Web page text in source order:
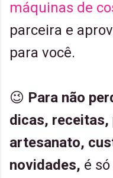
máquinas de
parceira e
para você.
😉 Para não
dicas, receitas,
artesanato,
novidades, é